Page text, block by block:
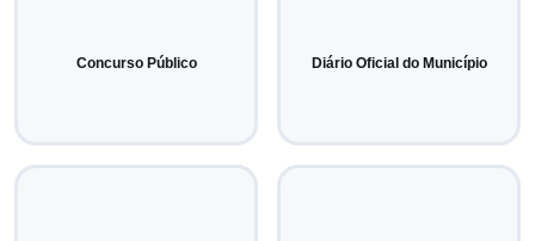
Concurso Público Diário Oficial do Município